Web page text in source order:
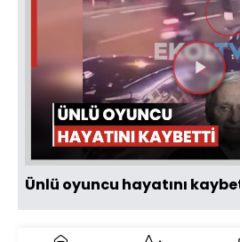
Ünlü oyuncu hayatını